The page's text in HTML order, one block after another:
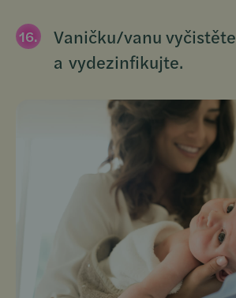
Vaničku/vanu vyčistěte
a vydezinfikujte.